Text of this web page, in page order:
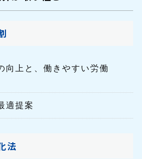
向上と、働きやすい労働
適提案
法